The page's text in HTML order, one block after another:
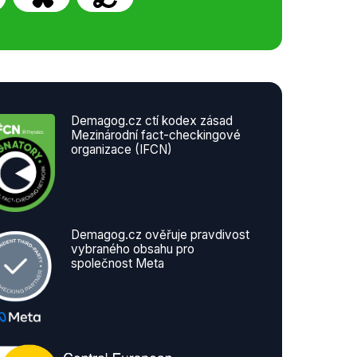
Demagog.cz ctí kodex zásad
Mezinárodní fact-checkingové
organizace (IFCN)
Demagog.cz ověřuje pravdivost
vybraného obsahu pro
společnost Meta